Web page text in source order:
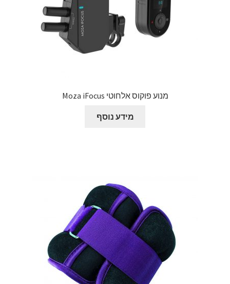
מנוע פוקוס אלחוטי Moza iFocus
מידע נוסף